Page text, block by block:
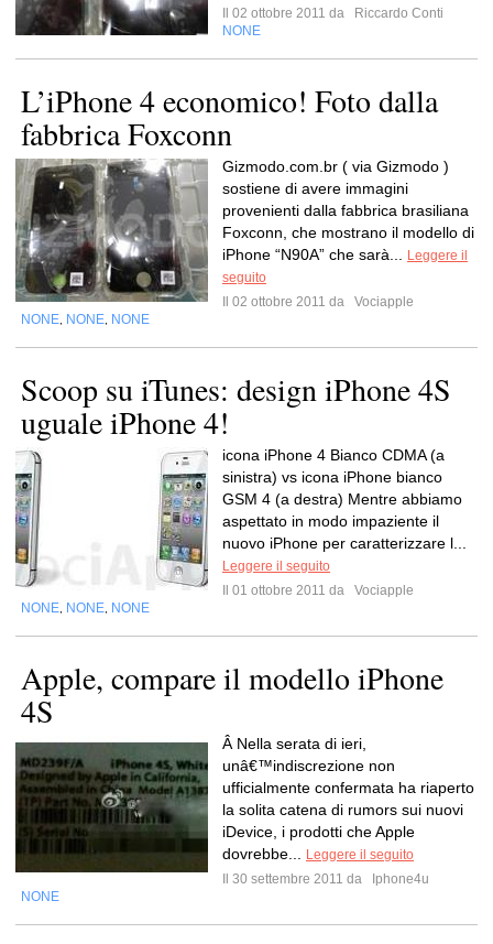
Il 02 ottobre 2011 da
Riccardo Conti
NONE
L’iPhone 4 economico! Foto dalla
fabbrica Foxconn
Gizmodo.com.br ( via Gizmodo )
sostiene di avere immagini
provenienti dalla fabbrica brasiliana
Foxconn, che mostrano il modello di
iPhone “N90A” che sarà...
Leggere il
seguito
Il 02 ottobre 2011 da
Vociapple
NONE NONE NONE
Scoop su iTunes: design iPhone 4S
uguale iPhone 4!
icona iPhone 4 Bianco CDMA (a
sinistra) vs icona iPhone bianco
GSM 4 (a destra) Mentre abbiamo
aspettato in modo impaziente il
nuovo iPhone per caratterizzare l...
Leggere il seguito
Il 01 ottobre 2011 da
Vociapple
NONE NONE NONE
Apple, compare il modello iPhone
4S
Â Nella serata di ieri,
unâ€™indiscrezione non
ufficialmente confermata ha riaperto
la solita catena di rumors sui nuovi
iDevice, i prodotti che Apple
dovrebbe...
Leggere il seguito
Il 30 settembre 2011 da
Iphone4u
NONE